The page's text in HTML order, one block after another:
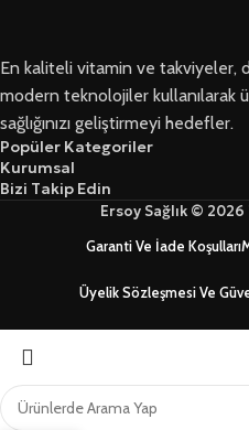
En kaliteli vitamin ve takviyeler,
modern teknolojiler kullanılarak
sağlığınızı geliştirmeyi hedefler.
Popüler Kategoriler
Kurumsal
Bizi Takip Edin
Ersoy Sağlık © 2026
Garanti Ve İade Koşulları
Üyelik Sözleşmesi Ve